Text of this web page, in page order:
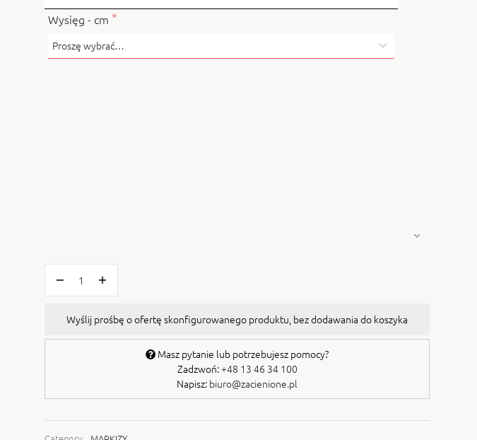
Wysięg - cm
Wyślij prośbę o ofertę skonfigurowanego produktu, bez dodawania do koszyka
Masz pytanie lub potrzebujesz pomocy?
Zadzwoń:+48 13 46 34 100
Napisz: biuro@zacienione.pl